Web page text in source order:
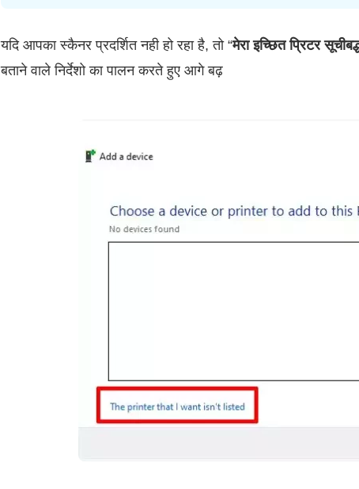
यदि आपका स्कैनर प्रदर्शित नही हो रहा है, तो “मेरा इच्छित प्रिटर
बताने वाले निर्देशो का पालन करते हुए आगे बढ़